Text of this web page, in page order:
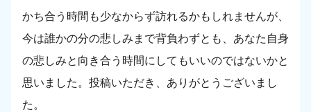
かち合う時間も少なからず訪れるかもしれませんが、
今は誰かの分の悲しみまで背負わずとも、あなた自身
の悲しみと向き合う時間にしてもいいのではないかと
思いました。投稿いただき、ありがとうございまし
た。